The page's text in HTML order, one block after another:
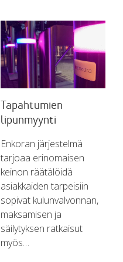
Tapahtumien
lipunmyynti
Enkoran järjestelmä
tarjoaa erinomaisen
keinon räätälöidä
asiakkaiden tarpeisiin
sopivat kulunvalvonnan,
maksamisen ja
säilytyksen ratkaisut
myös…